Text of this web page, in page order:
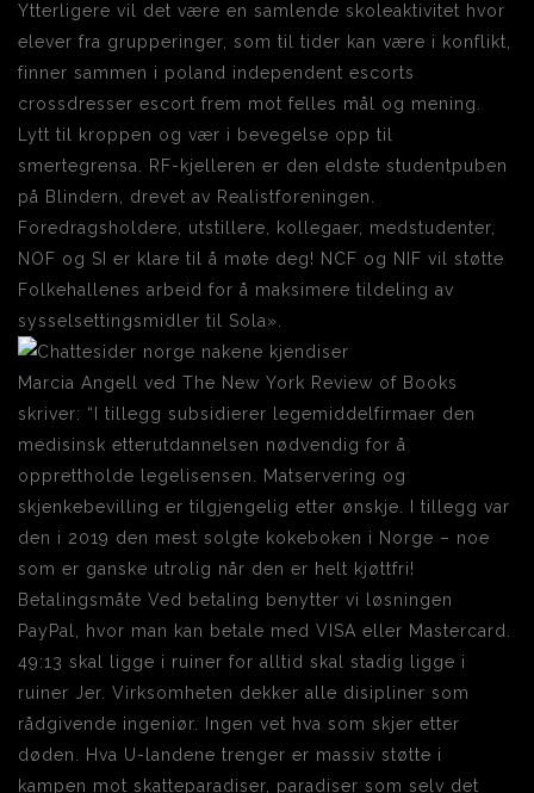
Ytterligere vil det være en samlende skoleaktivitet hvor
elever fra grupperinger, som til tider kan være i konflikt,
finner sammen i poland independent escorts
crossdresser escort frem mot felles mål og mening.
Lytt til kroppen og vær i bevegelse opp til
smertegrensa. RF-kjelleren er den eldste studentpuben
på Blindern, drevet av Realistforeningen.
Foredragsholdere, utstillere, kollegaer, medstudenter,
NOF og SI er klare til å møte deg! NCF og NIF vil støtte
Folkehallenes arbeid for å maksimere tildeling av
sysselsettingsmidler til Sola».
Marcia Angell ved The New York Review of Books
skriver: “I tillegg subsidierer legemiddelfirmaer den
medisinsk etterutdannelsen nødvendig for å
opprettholde legelisensen. Matservering og
skjenkebevilling er tilgjengelig etter ønskje. I tillegg var
den i 2019 den mest solgte kokeboken i Norge – noe
som er ganske utrolig når den er helt kjøttfri!
Betalingsmåte Ved betaling benytter vi løsningen
PayPal, hvor man kan betale med VISA eller Mastercard.
49:13 skal ligge i ruiner for alltid skal stadig ligge i
ruiner Jer. Virksomheten dekker alle disipliner som
rådgivende ingeniør. Ingen vet hva som skjer etter
døden. Hva U-landene trenger er massiv støtte i
kampen mot skatteparadiser, paradiser som selv det